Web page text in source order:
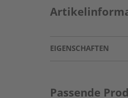
EIGENSCHAFTEN
Passende